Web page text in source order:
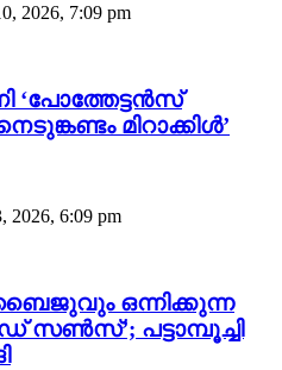
2026, 7:09 pm
‘പോത്തേട്ടൻസ്
മിറാക്കിൾ’
2026, 6:09 pm
ഒന്നിക്കുന്ന
പട്ടാമ്പൂച്ചി